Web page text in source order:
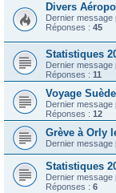
Divers
Dernier message
Réponses : 45
Statistiques
Dernier message
Réponses : 11
Voyage
Dernier message
Réponses : 12
Grève à Orly
Dernier message
Statistiques
Dernier message
Réponses : 6